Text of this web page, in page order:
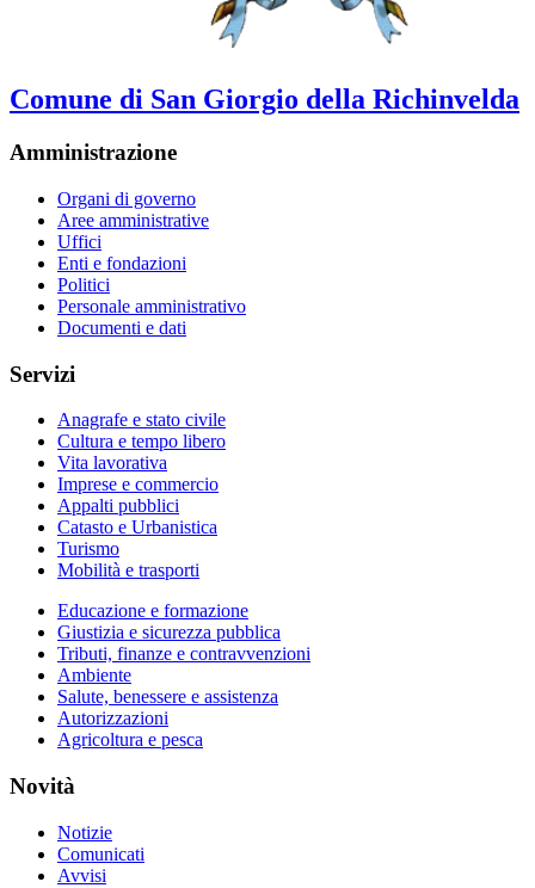
Comune di San Giorgio della Richinvelda
Amministrazione
Organi di governo
Aree amministrative
Uffici
Enti e fondazioni
Politici
Personale amministrativo
Documenti e dati
Servizi
Anagrafe e stato civile
Cultura e tempo libero
Vita lavorativa
Imprese e commercio
Appalti pubblici
Catasto e Urbanistica
Turismo
Mobilità e trasporti
Educazione e formazione
Giustizia e sicurezza pubblica
Tributi, finanze e contravvenzioni
Ambiente
Salute, benessere e assistenza
Autorizzazioni
Agricoltura e pesca
Novità
Notizie
Comunicati
Avvisi